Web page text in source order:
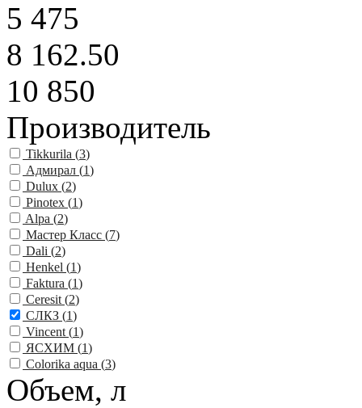
5 475
8 162.50
10 850
Производитель
Tikkurila (3)
Адмирал (1)
Dulux (2)
Pinotex (1)
Alpa (2)
Мастер Класс (7)
Dali (2)
Henkel (1)
Faktura (1)
Ceresit (2)
СЛКЗ (1)
Vincent (1)
ЯСХИМ (1)
Colorika aqua (3)
Объем, л